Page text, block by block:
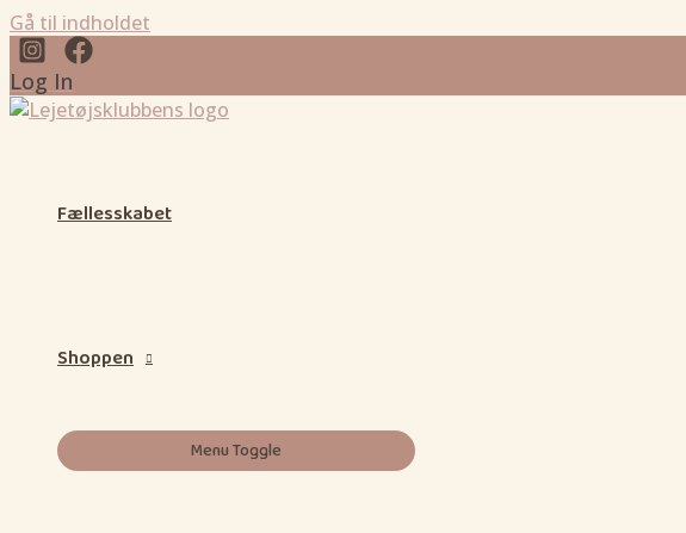
Gå til indholdet
Log In
Fællesskabet
Shoppen
Menu Toggle